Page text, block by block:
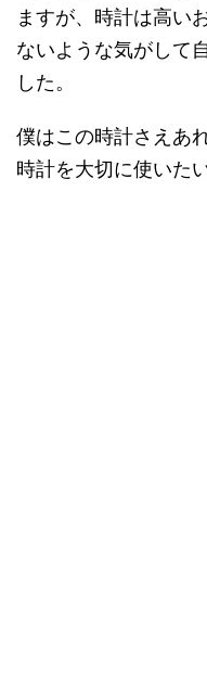
ますが、時計は高い
ないような気がして
した。
僕はこの時計さえあ
時計を大切に使いた